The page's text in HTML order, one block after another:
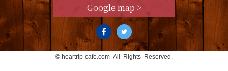
Google map >
© heartrip-cafe.com All Rights Reserved.